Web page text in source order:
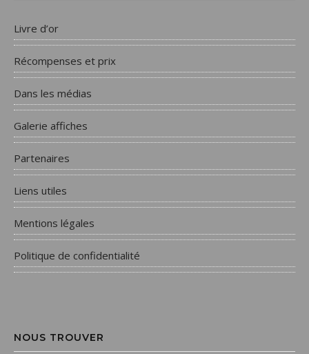
Livre d’or
Récompenses et prix
Dans les médias
Galerie affiches
Partenaires
Liens utiles
Mentions légales
Politique de confidentialité
NOUS TROUVER